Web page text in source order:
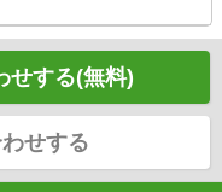
せする(無料)
せする